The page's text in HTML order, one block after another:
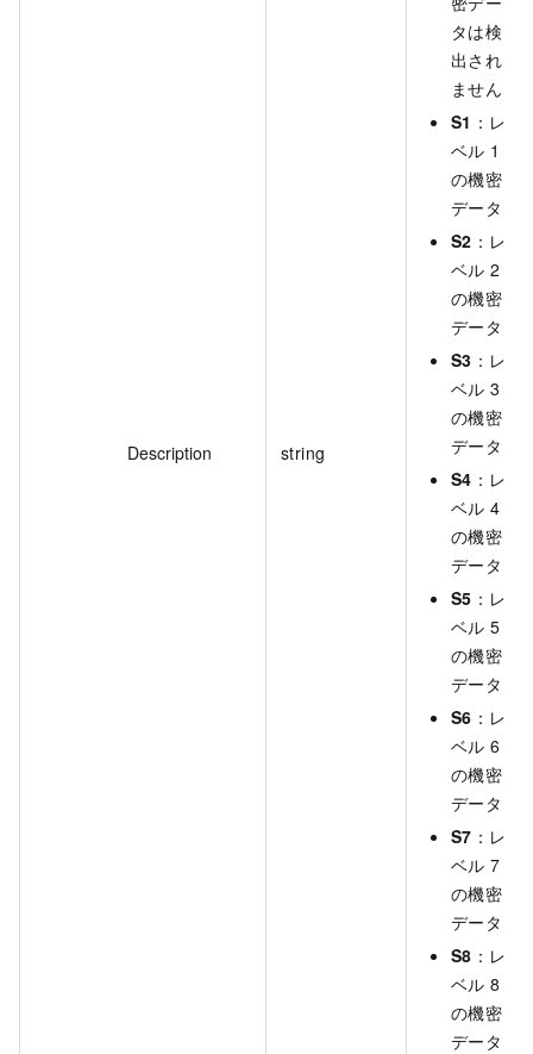
Description string
タは検
出され
ません
S1 ：レ
ベル 1
の機密
データ
S2 ：レ
ベル 2
の機密
データ
S3 ：レ
ベル 3
の機密
データ
S4 ：レ
ベル 4
の機密
データ
S5 ：レ
ベル 5
の機密
データ
S6 ：レ
ベル 6
の機密
データ
S7 ：レ
ベル 7
の機密
データ
S8 ：レ
ベル 8
の機密
データ